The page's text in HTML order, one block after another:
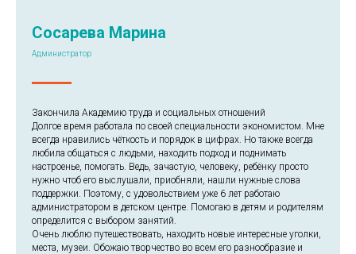
Сосарева Марина
Администратор
Закончила Академию труда и социальных отношений
Долгое время работала по своей специальности экономистом. Мне
всегда нравились чёткость и порядок в цифрах. Но также всегда
любила общаться с людьми, находить подход и поднимать
настроенье, помогать. Ведь, зачастую, человеку, ребёнку просто
нужно чтоб его выслушали, приобняли, нашли нужные слова
поддержки. Поэтому, с удовольствием уже 6 лет работаю
администратором в детском центре. Помогаю в детям и родителям
определится с выбором занятий.
Очень люблю путешествовать, находить новые интересные уголки,
места, музеи. Обожаю творчество во всем его разнообразие и